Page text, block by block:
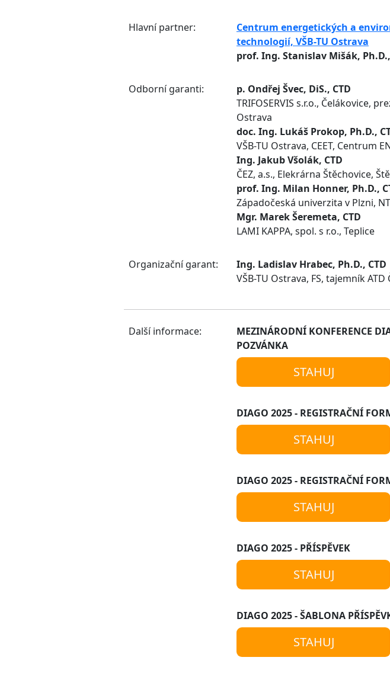
Hlavní partner:
Centrum energetických a
technologií, VŠB-TU Ostrava
prof. Ing. Stanislav Mišák, Ph.D.,
Odborní garanti:
p. Ondřej Švec, DiS., CTD
TRIFOSERVIS s.r.o., Čelákovice,
Ostrava
doc. Ing. Lukáš Prokop, Ph.D.,
VŠB-TU Ostrava, CEET, Centrum
Ing. Jakub Všolák, CTD
ČEZ, a.s., Elekrárna Štěchovice,
prof. Ing. Milan Honner, Ph.D.,
Západočeská univerzita v Plzni,
Mgr. Marek Šeremeta, CTD
LAMI KAPPA, spol. s r.o., Teplice
Organizační garant:
Ing. Ladislav Hrabec, Ph.D., CTD
VŠB-TU Ostrava, FS, tajemník ATD
Další informace:
MEZINÁRODNÍ KONFERENCE
POZVÁNKA
STAHUJ
DIAGO 2025 - REGISTRAČNÍ
STAHUJ
DIAGO 2025 - REGISTRAČNÍ
STAHUJ
DIAGO 2025 - PŘÍSPĚVEK
STAHUJ
DIAGO 2025 - ŠABLONA
STAHUJ